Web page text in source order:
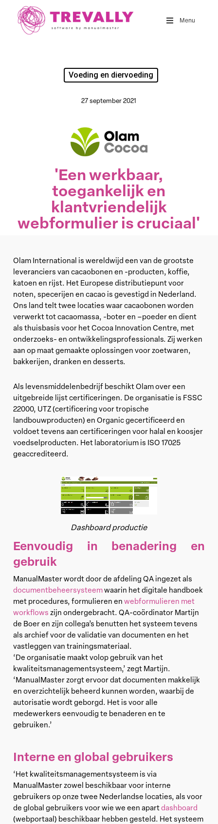
Menu
Voeding en diervoeding
27 september 2021
'Een werkbaar,
toegankelijk en
klantvriendelijk
webformulier is cruciaal'
Olam International is wereldwijd een van de grootste
leveranciers van cacaobonen en -producten, koffie,
katoen en rijst. Het Europese distributiepunt voor
noten, specerijen en cacao is gevestigd in Nederland.
Ons land telt twee locaties waar cacaobonen worden
verwerkt tot cacaomassa, -boter en –poeder en dient
als thuisbasis voor het Cocoa Innovation Centre, met
onderzoeks- en ontwikkelingsprofessionals. Zij werken
aan op maat gemaakte oplossingen voor zoetwaren,
bakkerijen, dranken en desserts.
Als levensmiddelenbedrijf beschikt Olam over een
uitgebreide lijst certificeringen. De organisatie is FSSC
22000, UTZ (certificering voor tropische
landbouwproducten) en Organic gecertificeerd en
voldoet tevens aan certificeringen voor halal en koosjer
voedselproducten. Het laboratorium is ISO 17025
geaccrediteerd.
Dashboard productie
Eenvoudig in benadering en
gebruik
ManualMaster wordt door de afdeling QA ingezet als
documentbeheersysteemwaarin het digitale handboek
met procedures, formulieren en webformulieren met
workflows zijn ondergebracht. QA-coördinator Martijn
de Boer en zijn collega’s benutten het systeem tevens
als archief voor de validatie van documenten en het
vastleggen van trainingsmateriaal.
‘De organisatie maakt volop gebruik van het
kwaliteitsmanagementsysteem,’ zegt Martijn.
‘ManualMaster zorgt ervoor dat documenten makkelijk
en overzichtelijk beheerd kunnen worden, waarbij de
autorisatie wordt geborgd. Het is voor alle
medewerkers eenvoudig te benaderen en te
gebruiken.’
Interne en global gebruikers
‘Het kwaliteitsmanagementsysteem is via
ManualMaster zowel beschikbaar voor interne
gebruikers op onze twee Nederlandse locaties, als voor
de global gebruikers voor wie we een apartdashboard
(webportaal) beschikbaar hebben gesteld. Het systeem